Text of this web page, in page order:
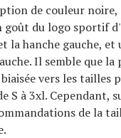
de couleur noire,
goût du logo sportif
la hanche gauche,
Il semble que
vers les tailles
S à 3xl. Cependant,
de la